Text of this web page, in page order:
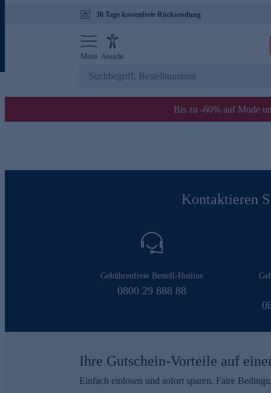
30 Tage kostenfreie Rücksendung
Menü Ansicht
Bis zu -60% auf Mode
Kontaktieren
Gebührenfreie Bestell-Hotline
0800 29 888 88
Ihre Gutschein-Vorteile auf
Einfach einlösen und sofort sparen. Faire